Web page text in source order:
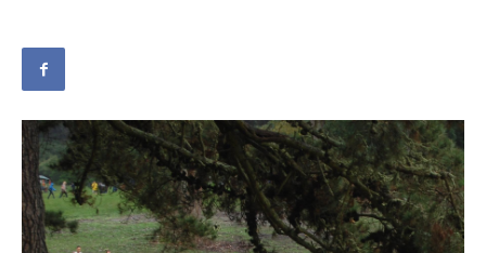
Orahovice